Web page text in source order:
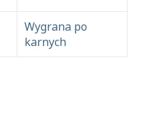
Wygrana po
karnych